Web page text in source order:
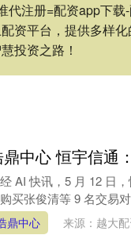
代注册=配资app下
资平台，提供多样
投资之路！
中心 恒宇信通
AI 快讯，5 月 12 日
买张俊清等 9 名交易
鼎中心 来源：越大